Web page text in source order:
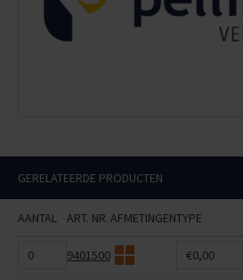
GERELATEERDE PRODUCTEN
AANTAL ART. NR.AFMETINGENTYPE
9401500 €0,00